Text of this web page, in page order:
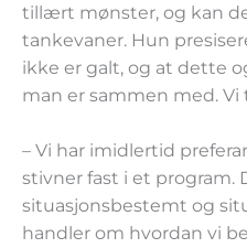
tillært mønster, og kan
tankevaner. Hun
ikke er galt, og at dette
man er sammen med. Vi
– Vi har imidlertid
stivner fast i et program.
situasjonsbestemt og
handler om hvordan vi